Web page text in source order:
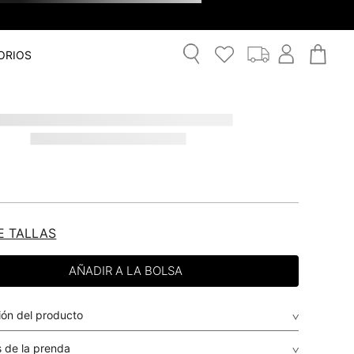
TALLAS
del producto
de la prenda